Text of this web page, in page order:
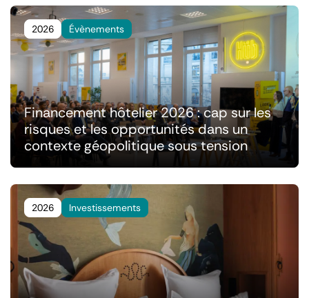
2026 Évènements
Financement hôtelier 2026 : cap sur les
risques et les opportunités dans un
contexte géopolitique sous tension
2026 Investissements